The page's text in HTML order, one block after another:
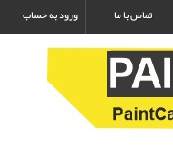
ورود به حساب تماس با ما